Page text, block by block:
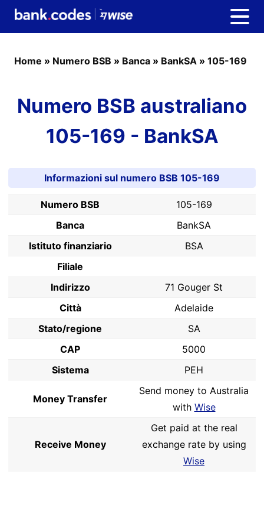
Home » Numero BSB » Banca » BankSA » 105-169
Numero BSB australiano
105-169 - BankSA
Informazioni sul numero BSB 105-169
Numero BSB
105-169
Banca
BankSA
Istituto finanziario
BSA
Filiale
Indirizzo
71 Gouger St
Città
Adelaide
Stato/regione
SA
CAP
5000
Sistema
PEH
Money Transfer
Send money to Australia
with Wise
Receive Money
Get paid at the real
exchange rate by using
Wise